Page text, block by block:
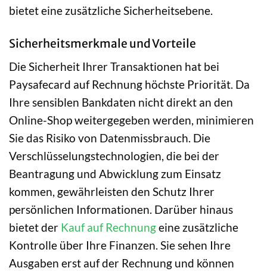
bietet eine zusätzliche Sicherheitsebene.
Sicherheitsmerkmale und Vorteile
Die Sicherheit Ihrer Transaktionen hat bei
Paysafecard auf Rechnung höchste Priorität. Da
Ihre sensiblen Bankdaten nicht direkt an den
Online-Shop weitergegeben werden, minimieren
Sie das Risiko von Datenmissbrauch. Die
Verschlüsselungstechnologien, die bei der
Beantragung und Abwicklung zum Einsatz
kommen, gewährleisten den Schutz Ihrer
persönlichen Informationen. Darüber hinaus
bietet der Kauf auf Rechnungeine zusätzliche
Kontrolle über Ihre Finanzen. Sie sehen Ihre
Ausgaben erst auf der Rechnung und können